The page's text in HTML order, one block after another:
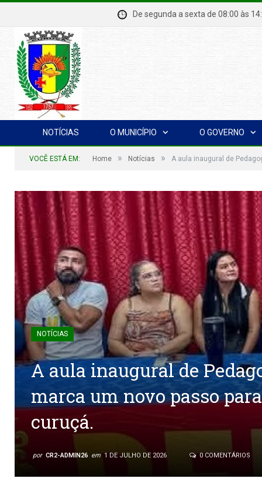
De segunda a sexta de 08:00
NOTÍCIAS O MUNICÍPIO O GOVERNO
VOCÊ ESTÁ EM: Home » Notícias » A aula inaugural de
NOTÍCIAS
A aula inaugural de
marca um novo passo
curuçá.
por CR2-ADMIN26 em 1 DE JULHO DE 2026 0 COMENTÁRIOS